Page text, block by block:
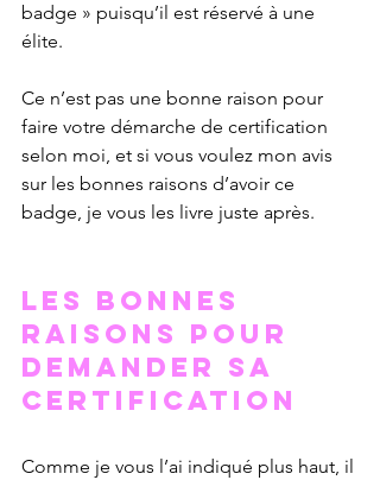
badge » puisqu’il est réservé à une
élite.
Ce n’est pas une bonne raison pour
faire votre démarche de certification
selon moi, et si vous voulez mon avis
sur les bonnes raisons d’avoir ce
badge, je vous les livre juste après.
Les bonnes
raisons pour
demander sa
certification
Comme je vous l’ai indiqué plus haut, il